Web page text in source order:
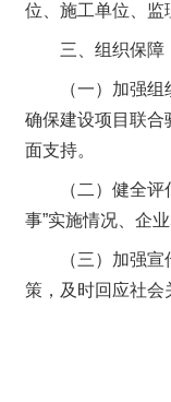
位、施工单位、监
三、组织保障
（一）加强组织
确保建设项目联合
面支持。
（二）健全评估
事”实施情况、企
（三）加强宣传
策，及时回应社会
习近平的